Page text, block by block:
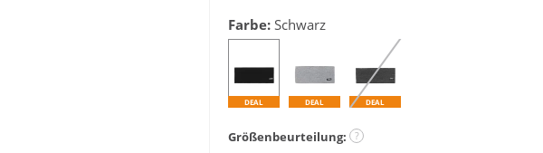
Farbe: Schwarz
DEAL DEAL DEAL
Größenbeurteilung: ?